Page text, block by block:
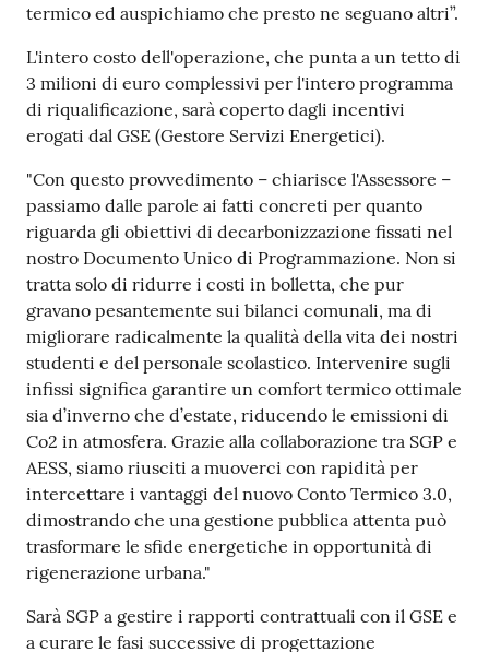
termico ed auspichiamo che presto ne seguano altri”.
L'intero costo dell'operazione, che punta a un tetto di
3 milioni di euro complessivi per l'intero programma
di riqualificazione, sarà coperto dagli incentivi
erogati dal GSE (Gestore Servizi Energetici).
"Con questo provvedimento – chiarisce l'Assessore –
passiamo dalle parole ai fatti concreti per quanto
riguarda gli obiettivi di decarbonizzazione fissati nel
nostro Documento Unico di Programmazione. Non si
tratta solo di ridurre i costi in bolletta, che pur
gravano pesantemente sui bilanci comunali, ma di
migliorare radicalmente la qualità della vita dei nostri
studenti e del personale scolastico. Intervenire sugli
infissi significa garantire un comfort termico ottimale
sia d’inverno che d’estate, riducendo le emissioni di
Co2 in atmosfera. Grazie alla collaborazione tra SGP e
AESS, siamo riusciti a muoverci con rapidità per
intercettare i vantaggi del nuovo Conto Termico 3.0,
dimostrando che una gestione pubblica attenta può
trasformare le sfide energetiche in opportunità di
rigenerazione urbana."
Sarà SGP a gestire i rapporti contrattuali con il GSE e
a curare le fasi successive di progettazione